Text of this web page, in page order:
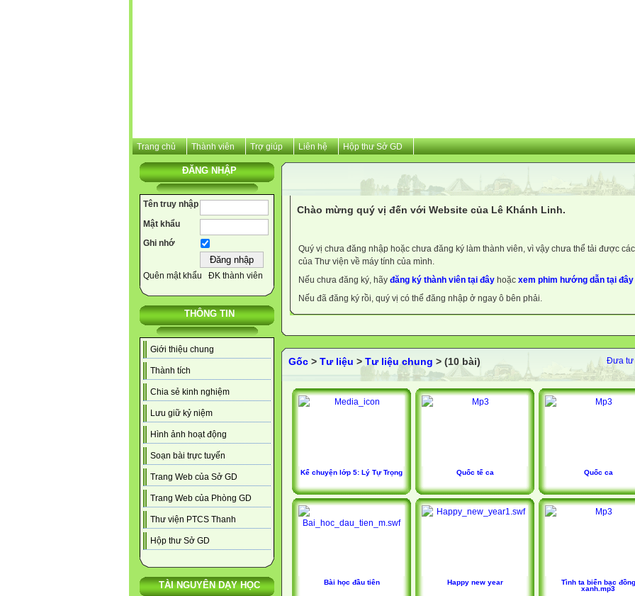
Trang chủ Thành viên Trợ giúp Liên hệ Hộp thư Sở GD
ĐĂNG NHẬP
Tên truy nhập
Mật khẩu
Ghi nhớ
Quên mật khẩu ĐK thành viên
THÔNG TIN
Giới thiệu chung
Thành tích
Chia sẻ kinh nghiệm
Lưu giữ kỷ niệm
Hình ảnh hoạt động
Soạn bài trực tuyến
Trang Web của Sở GD
Trang Web của Phòng GD
Thư viện PTCS Thanh
Hộp thư Sở GD
TÀI NGUYÊN DẠY HỌC
Chào mừng quý vị đến với Website của Lê Khánh Linh.
Quý vị chưa đăng nhập hoặc chưa đăng ký làm thành viên, vì vậy chưa thể tải được
của Thư viện về máy tính của mình.
Nếu chưa đăng ký, hãy đăng ký thành viên tại đây hoặc xem phim hướng dẫn tại đây
Nếu đã đăng ký rồi, quý vị có thể đăng nhập ở ngay ô bên phải.
Đưa tư
Gốc > Tư liệu > Tư liệu chung > (10 bài)
Kể chuyện lớp 5: Lý Tự Trọng Quốc tế ca Quốc ca
Bài học đầu tiên Happy new year
Tình ta biển bạc đồng
xanh.mp3